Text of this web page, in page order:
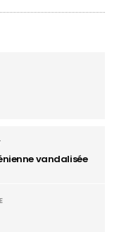
vandalisée